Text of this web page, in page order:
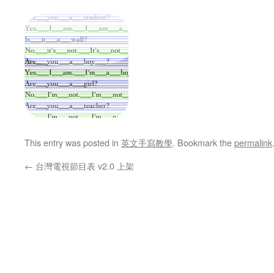
This entry was posted in 英文手寫教學. Bookmark thepermalink.
← 台灣電視節目表 v2.0 上架